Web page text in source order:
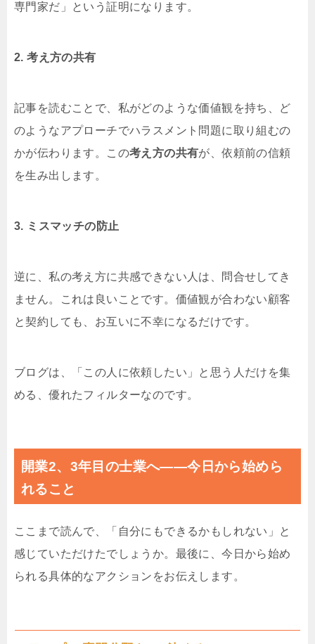
専門家だ」という証明になります。
2. 考え方の共有
記事を読むことで、私がどのような価値観を持ち、ど
のようなアプローチでハラスメント問題に取り組むの
かが伝わります。この考え方の共有が、依頼前の信頼
を生み出します。
3. ミスマッチの防止
逆に、私の考え方に共感できない人は、問合せしてき
ません。これは良いことです。価値観が合わない顧客
と契約しても、お互いに不幸になるだけです。
ブログは、「この人に依頼したい」と思う人だけを集
める、優れたフィルターなのです。
開業2、3年目の士業へ――今日から始めら
れること
ここまで読んで、「自分にもできるかもしれない」と
感じていただけたでしょうか。最後に、今日から始め
られる具体的なアクションをお伝えします。